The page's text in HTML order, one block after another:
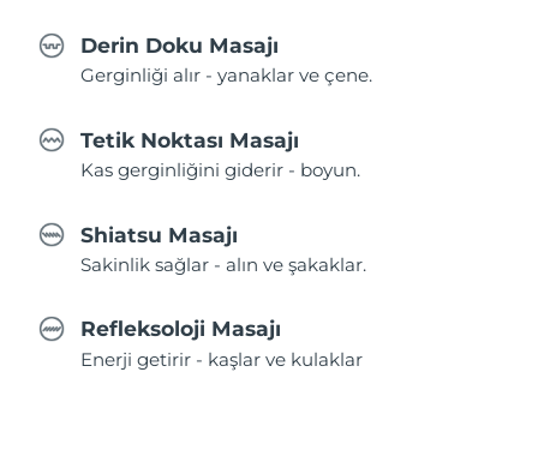
Derin Doku Masajı
Gerginliği alır - yanaklar ve çene.
Tetik Noktası Masajı
Kas gerginliğini giderir - boyun.
Shiatsu Masajı
Sakinlik sağlar - alın ve şakaklar.
Refleksoloji Masajı
Enerji getirir - kaşlar ve kulaklar